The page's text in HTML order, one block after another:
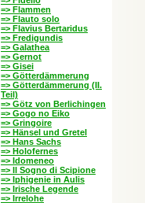
=> Flammen
=> Flauto solo
=> Flavius Bertaridus
=> Fredigundis
=> Galathea
=> Gernot
=> Gisei
=> Götterdämmerung
=> Götterdämmerung (II.
Teil)
=> Götz von Berlichingen
=> Gogo no Eiko
=> Gringoire
=> Hänsel und Gretel
=> Hans Sachs
=> Holofernes
=> Idomeneo
=> Il Sogno di Scipione
=> Iphigenie in Aulis
=> Irische Legende
=> Irrelohe